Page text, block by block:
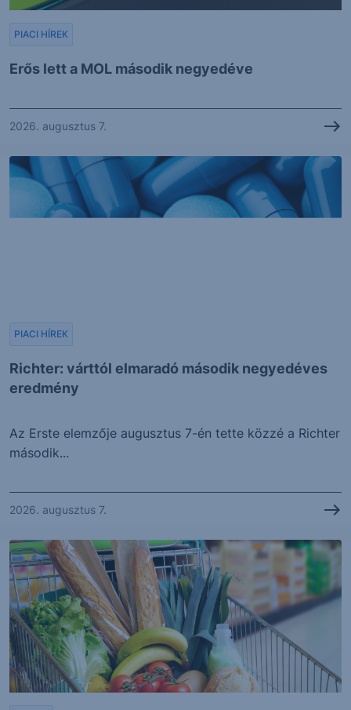
Erős lett a MOL második negyedéve
PIACI HÍREK
2026. augusztus 7.
Richter: várttól elmaradó második negyedéves
eredmény
PIACI HÍREK
Az Erste elemzője augusztus 7-én tette közzé a Richter
második...
2026. augusztus 7.